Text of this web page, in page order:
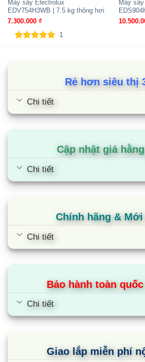
Máy sấy Electrolux
EDV754H3WB | 7.5 kg thông hơi
7.300.000 ₫
1
Máy
Rẻ hơn siêu thị
Chi tiết
Cập nhật giá
Chi tiết
Chính hãng & Mới
Chi tiết
Bảo hành toàn
Chi tiết
Giao lắp miễn phí